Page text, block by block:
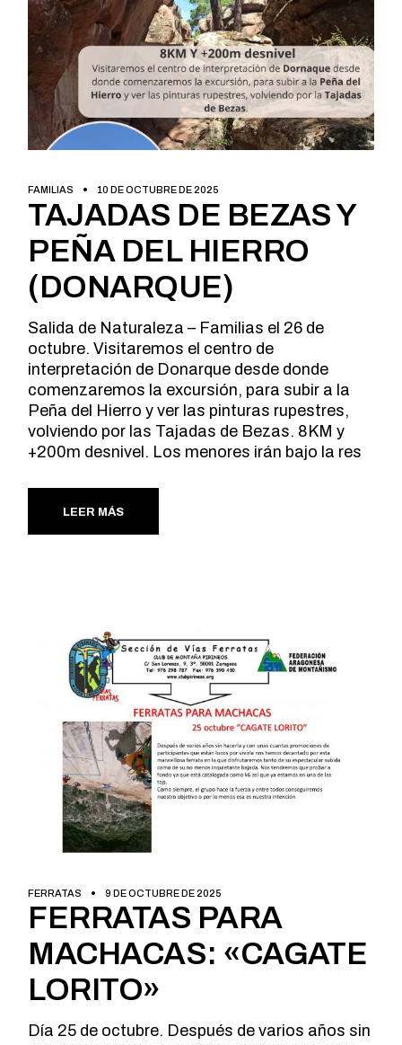
FAMILIAS 10 DE OCTUBRE DE 2025
TAJADAS DE BEZAS Y
PEÑA DEL HIERRO
(DONARQUE)
Salida de Naturaleza – Familias el 26 de
octubre. Visitaremos el centro de
interpretación de Donarque desde donde
comenzaremos la excursión, para subir a la
Peña del Hierro y ver las pinturas rupestres,
volviendo por las Tajadas de Bezas. 8KM y
+200m desnivel. Los menores irán bajo la res
LEER MÁS
FERRATAS 9 DE OCTUBRE DE 2025
FERRATAS PARA
MACHACAS: «CAGATE
LORITO»
Día 25 de octubre. Después de varios años sin